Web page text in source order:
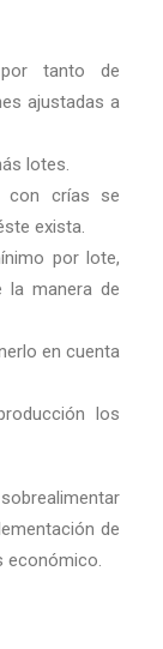
tanto de
ajustadas a
lotes.
con crías se
exista.
por lote,
la manera de
en cuenta
los
de
económico.